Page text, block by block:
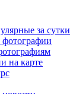
за сутки
на карте